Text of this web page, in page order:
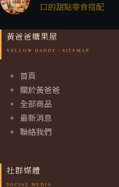
口的甜點零食搭配
黃爸爸糖果屋
首頁
關於黃爸爸
全部商品
最新消息
聯絡我們
社群媒體